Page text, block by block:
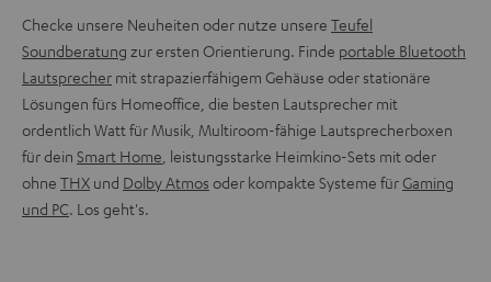
Checke unsere Neuheiten oder nutze unsere Teufel
Soundberatung zur ersten Orientierung. Finde portable Bluetooth
Lautsprecher mit strapazierfähigem Gehäuse oder stationäre
Lösungen fürs Homeoffice, die besten Lautsprecher mit
ordentlich Watt für Musik, Multiroom-fähige Lautsprecherboxen
für dein Smart Home , leistungsstarke Heimkino-Sets mit oder
ohne THX und Dolby Atmos oder kompakte Systeme fürGaming
und PC. Los geht's.